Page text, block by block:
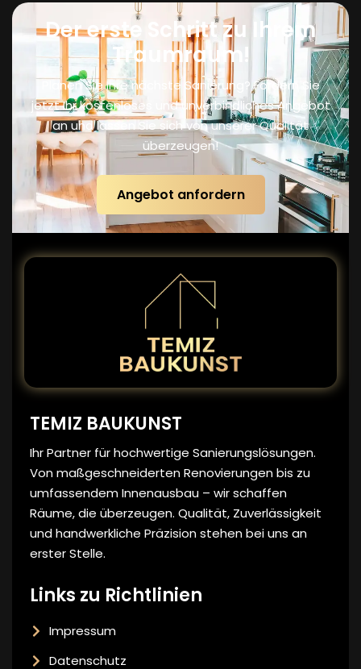
Der erste Schritt zu Ihrem
Traumraum!
Planen Sie Ihre nächste Sanierung? Fordern Sie
jetzt Ihr kostenloses und unverbindliches Angebot
an und lassen Sie sich von unserer Qualität
überzeugen!
Angebot anfordern
TEMIZ BAUKUNST
Ihr Partner für hochwertige Sanierungslösungen.
Von maßgeschneiderten Renovierungen bis zu
umfassendem Innenausbau – wir schaffen
Räume, die überzeugen. Qualität, Zuverlässigkeit
und handwerkliche Präzision stehen bei uns an
erster Stelle.
Links zu Richtlinien
Impressum
Datenschutz